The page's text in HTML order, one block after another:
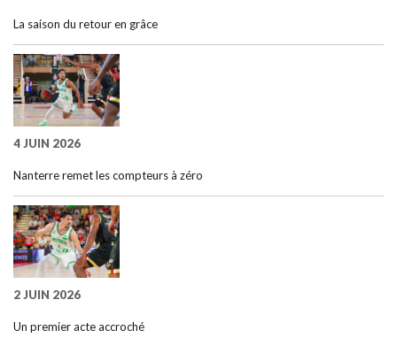
La saison du retour en grâce
4 JUIN 2026
Nanterre remet les compteurs à zéro
2 JUIN 2026
Un premier acte accroché